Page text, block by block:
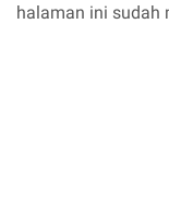
halaman ini sudah